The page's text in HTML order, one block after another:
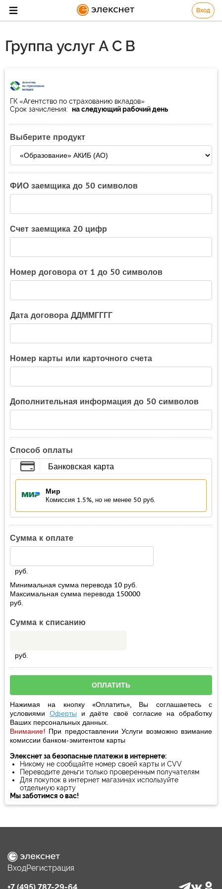
Вход
Группа услуг А С В
ГК «Агентство по страхованию вкладов»
Срок зачисления: на следующий рабочий день
Выберите продукт
ФИО заемщика до 50 символов
Счет заемщика 20 цифр
Номер договора от 1 до 50 символов
Дата договора ДДММГГГГ
Номер карты или карточного счета
Дополнительная информация до 50 символов
Способ оплаты
Банковская карта
Мир
Комиссия 1.5%, но не менее 50 руб.
Сумма к оплате
руб.
Минимальная сумма перевода 10 руб.
Максимальная сумма перевода 150000
руб.
Сумма к списанию
руб.
Нажимая на кнопку «Оплатить», Вы соглашаетесь с
условиямиОферты и даёте своё согласиена обработку
Ваших персональных данных.
Внимание! При предоставлении Услуги возможно взимание
комиссии банком-эмитентом карты
Элекснет за безопасные платежи в интернете:
Никому не сообщайте номер своей карты и CVV
Переводите деньги только проверенным получателям
Для покупок в интернет магазинах используйте
отдельную карту
Мы заботимся о вас!
ВходРегистрация